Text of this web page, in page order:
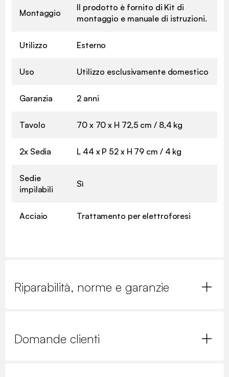
Montaggio
Il prodotto è fornito di Kit di
montaggio e manuale di istruzioni.
Utilizzo Esterno
Uso Utilizzo esclusivamente domestico
Garanzia 2 anni
Tavolo 70 x 70 x H 72,5 cm / 8,4 kg
2x Sedia L 44 x P 52 x H 79 cm / 4 kg
Sedie
impilabili
Sì
Acciaio Trattamento per elettroforesi
Riparabilità, norme e garanzie
Domande clienti